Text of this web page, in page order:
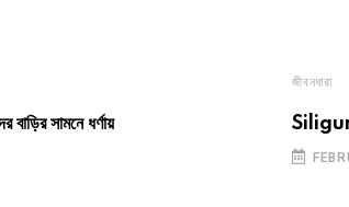
সামনে ধর্ণায়
জীবনধারা
Siliguri :